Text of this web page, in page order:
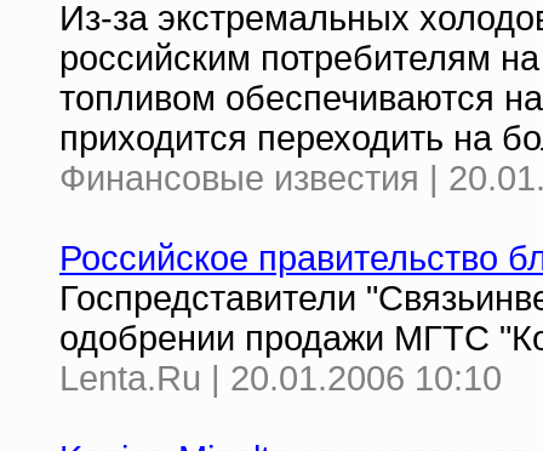
Из-за экстремальных
российским потребителям
топливом обеспечиваются
приходится переходить на
Финансовые известия |
Российское правительство
Госпредставители
одобрении продажи МГТС
Lenta.Ru | 20.01.2006 10:10